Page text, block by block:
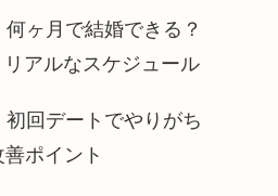
ヶ月で結婚できる？
アルなスケジュール
回デートでやりがち
ポイント